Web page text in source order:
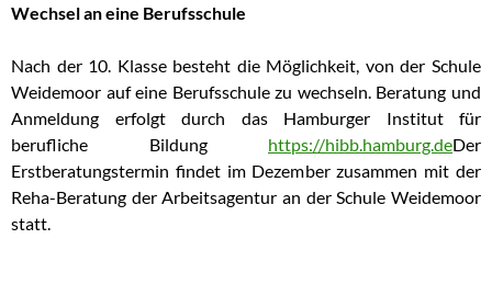
Wechsel an eine Berufsschule
Nach der 10. Klasse besteht die Möglichkeit, von der Schule
Weidemoor auf eine Berufsschule zu wechseln. Beratung und
Anmeldung erfolgt durch das Hamburger Institut für
berufliche Bildung https://hibb.hamburg.deDer
Erstberatungstermin findet im Dezember zusammen mit der
Reha-Beratung der Arbeitsagentur an der Schule Weidemoor
statt.